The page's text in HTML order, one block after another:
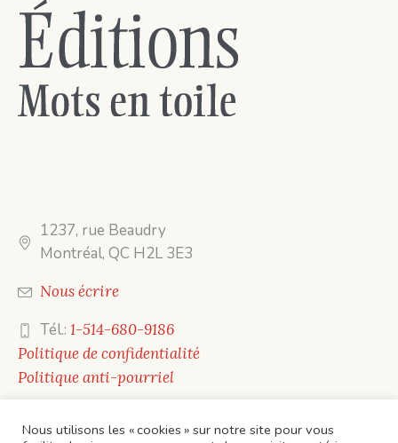
1237, rue Beaudry
Montréal, QC H2L 3E3
Nous écrire
Tél.:1-514-680-9186
Politique de confidentialité
Politique anti-pourriel
Nous utilisons les « cookies » sur notre site pour vous